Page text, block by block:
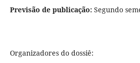
Previsão de publicação:Segundo
Organizadores do dossiê: